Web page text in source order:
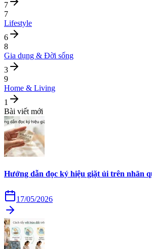
7
7
Lifestyle
6
8
Gia dụng & Đời sống
3
9
Home & Living
1
Bài viết mới
Hướng dẫn đọc ký hiệu giặt ủi trên nhãn
17/05/2026